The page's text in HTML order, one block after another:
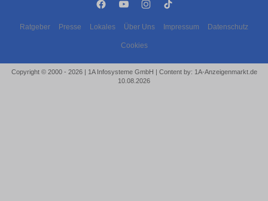
Ratgeber Presse Lokales Über Uns Impressum Datenschutz
Cookies
Copyright © 2000 - 2026 | 1A Infosysteme GmbH | Content by: 1A-Anzeigenmarkt.de
10.08.2026